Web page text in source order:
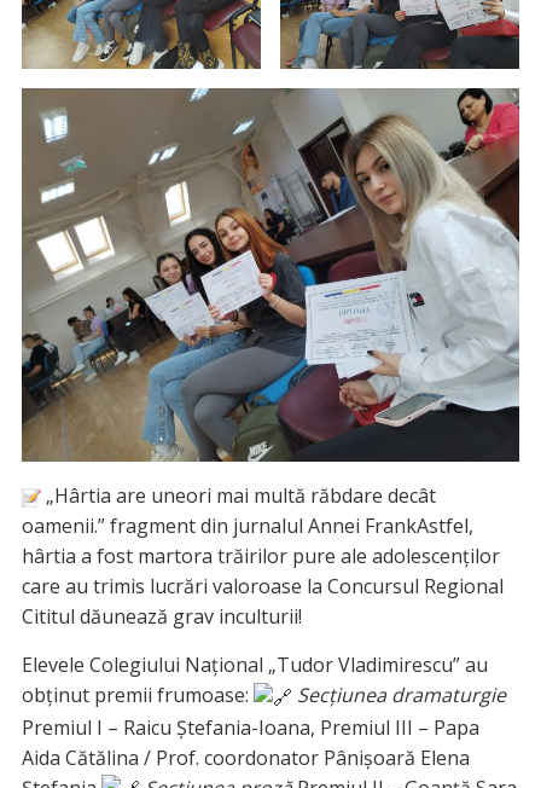
„Hârtia are uneori mai multă răbdare decât
oamenii.” fragment din jurnalul Annei FrankAstfel,
hârtia a fost martora trăirilor pure ale adolescenților
care au trimis lucrări valoroase la Concursul Regional
Cititul dăunează grav inculturii!
Elevele Colegiului Național „Tudor Vladimirescu” au
obținut premii frumoase:
Secțiunea dramaturgie
Premiul I – Raicu Ștefania-Ioana, Premiul III – Papa
Aida Cătălina / Prof. coordonator Pânișoară Elena